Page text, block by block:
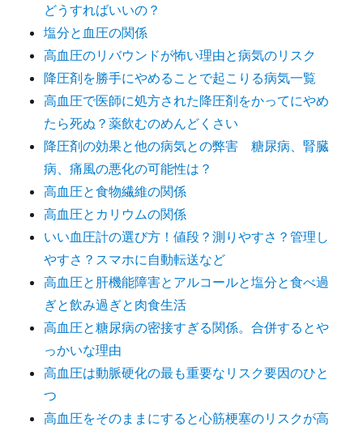
どうすればいいの？
塩分と血圧の関係
高血圧のリバウンドが怖い理由と病気のリスク
降圧剤を勝手にやめることで起こりる病気一覧
高血圧で医師に処方された降圧剤をかってにやめ
たら死ぬ？薬飲むのめんどくさい
降圧剤の効果と他の病気との弊害 糖尿病、腎臓
病、痛風の悪化の可能性は？
高血圧と食物繊維の関係
高血圧とカリウムの関係
いい血圧計の選び方！値段？測りやすさ？管理し
やすさ？スマホに自動転送など
高血圧と肝機能障害とアルコールと塩分と食べ過
ぎと飲み過ぎと肉食生活
高血圧と糖尿病の密接すぎる関係。合併するとや
っかいな理由
高血圧は動脈硬化の最も重要なリスク要因のひと
つ
高血圧をそのままにすると心筋梗塞のリスクが高